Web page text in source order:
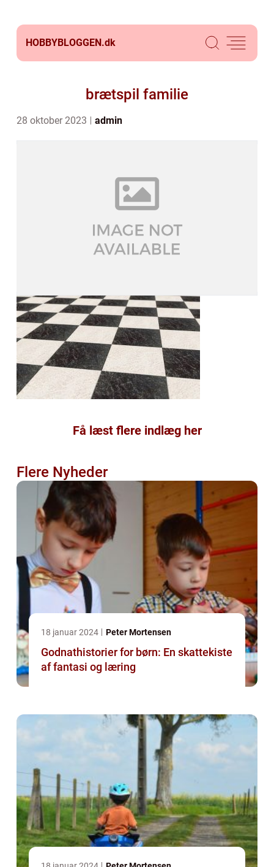
HOBBYBLOGGEN.dk
brætspil familie
28 oktober 2023 admin
Få læst flere indlæg her
Flere Nyheder
18 januar 2024 Peter Mortensen
Godnathistorier for børn: En skattekiste
af fantasi og læring